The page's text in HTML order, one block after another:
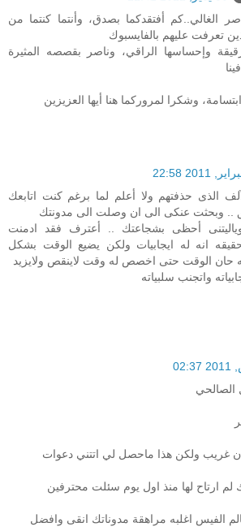
الغالي..كم أفتقدكما بصدق، وأنتما كنتما من
تعرفت عليهم بالفايسبوك
وإحساسها الراقي، وناصر بقصصه المثيرة
وشكرا لمروركما هنا أيها العزيزين
الذى حذفتهم ولا أعلم لما برغم كنت اتابعك
.. وبحثت عنكى الى ان وصلت الى مدونتك
أحظى بشجاعتك .. أعترف فقد ادمنت
انه له ايجابيات ولكن يضيع الوقت بشكل
حان الوقت حتى اخصص له وقت لاينقص ولايزيد
واتجنب سلبياته
الصالحي
غريب ولكن هذا ماحصل لي اتتني دعوات
لم ارتاح لها منذ اول يوم سئلت محترفين
الفيس اغلبه مراهقة مدوناتك انقى وافضل